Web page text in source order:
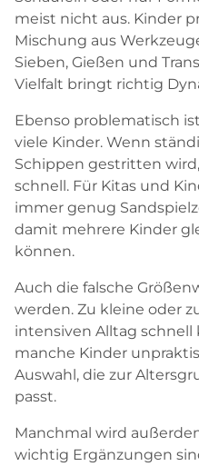
meist nicht aus. Kinder
Mischung aus
Sieben, Gießen und
Vielfalt bringt richtig
Ebenso problematisch
viele Kinder. Wenn
Schippen gestritten
schnell. Für Kitas und
immer genug
damit mehrere Kinder
können.
Auch die falsche
werden. Zu kleine oder
intensiven Alltag
manche Kinder
Auswahl, die zur
passt.
Manchmal wird
wichtig Ergänzungen